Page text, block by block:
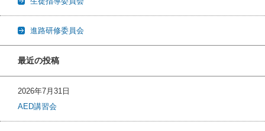
進路研修委員会
最近の投稿
2026年7月31日
AED講習会